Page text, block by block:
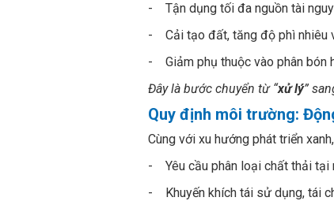
- Tận dụng tối đa nguồn tài
- Cải tạo đất, tăng độ phì nhiêu
- Giảm phụ thuộc vào phân bón
Đây là bước chuyển từ “xử lý”
Quy định môi trường:
Cùng với xu hướng phát triển
- Yêu cầu phân loại chất thải tại
- Khuyến khích tái sử dụng, tái